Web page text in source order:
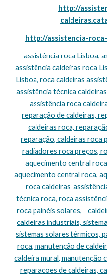
http://
http://assistencia-
assistência caldeiras roca
Lisboa, roca caldeiras
assistência técnica
assistência roca
reparação de caldeiras,
caldeiras roca,
reparação, caldeiras roca
radiadores roca preços,
aquecimento central
aquecimento central roca,
roca caldeiras,
técnica roca, roca
roca painéis solares,
caldeiras industriais,
sistemas solares térmicos,
roca, manutenção de
caldeira mural, manutenção
reparacoes de caldeiras,